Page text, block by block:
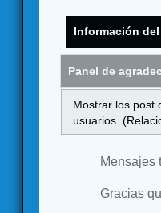
Información del
Panel de
Mostrar los post
usuarios.
Mensajes
Gracias